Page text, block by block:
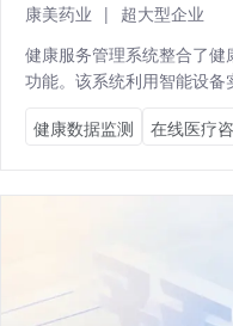
康美药业 | 超大型企业
健康服务管理系统整合了
功能。该系统利用智能设备
健康数据监测
在线医疗